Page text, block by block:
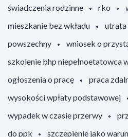
świadczenia rodzinne
rko
mieszkanie bez wkładu
utrata
powszechny
wniosek o
szkolenie bhp niepełnoetatowca
ogłoszenia o pracę
praca
wysokości wpłaty podstawowej
wypadek w czasie przerwy
do ppk
szczepienie jako